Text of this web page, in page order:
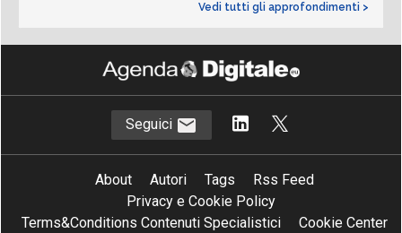
Vedi tutti gli approfondimenti >
Seguici
About Autori Tags
Rss Feed
Privacy e Cookie Policy
Terms&Conditions Contenuti Specialistici
Cookie Center